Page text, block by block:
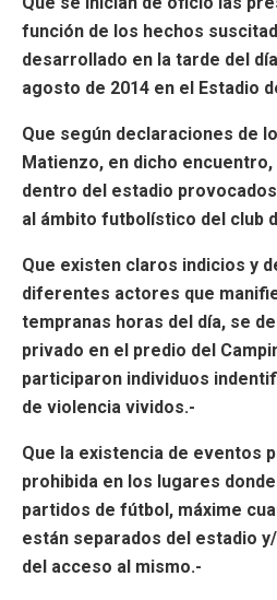
función de los hechos
desarrollado en la tarde del
agosto de 2014 en el Estadio
Que según declaraciones de
Matienzo, en dicho
dentro del estadio
al ámbito futbolístico del club
Que existen claros indicios y
diferentes actores que
tempranas horas del día, se
privado en el predio del
participaron individuos
de violencia vividos.-
Que la existencia de eventos
prohibida en los lugares
partidos de fútbol, máxime
están separados del estadio
del acceso al mismo.-